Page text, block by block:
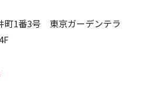
町1番3号 東京ガーデンテラ